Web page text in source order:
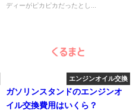
ディーがピカピカだったとし...
エンジンオイル交換
ガソリンスタンドのエンジンオ
イル交換費用はいくら？